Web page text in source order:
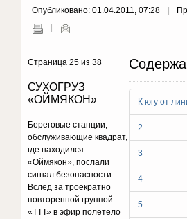
Опубликовано: 01.04.2011, 07:28
К югу от
2
3
4
5
Страница 25 из 38
СУХОГРУЗ
«ОЙМЯКОН»
Береговые станции,
обслуживающие квадрат,
где находился
«Оймякон», послали
сигнал безопасности.
Вслед за троекратно
повторенной группой
«ТТТ» в эфир полетело